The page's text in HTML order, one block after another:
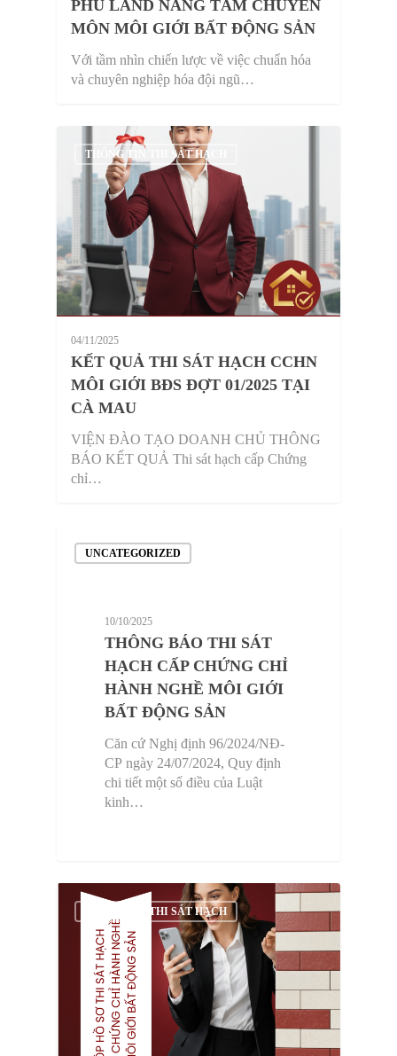
PHÚ LAND NÂNG TẦM CHUYÊN
MÔN MÔI GIỚI BẤT ĐỘNG SẢN
Với tầm nhìn chiến lược về việc chuẩn hóa
và chuyên nghiệp hóa đội ngũ…
THÔNG TIN THI SÁT HẠCH
04/11/2025
KẾT QUẢ THI SÁT HẠCH CCHN
MÔI GIỚI BĐS ĐỢT 01/2025 TẠI
CÀ MAU
VIỆN ĐÀO TẠO DOANH CHỦ THÔNG
BÁO KẾT QUẢ Thi sát hạch cấp Chứng
chỉ…
UNCATEGORIZED
10/10/2025
THÔNG BÁO THI SÁT
HẠCH CẤP CHỨNG CHỈ
HÀNH NGHỀ MÔI GIỚI
BẤT ĐỘNG SẢN
Căn cứ Nghị định 96/2024/NĐ-
CP ngày 24/07/2024, Quy định
chi tiết một số điều của Luật
kinh…
THÔNG TIN THI SÁT HẠCH
340 386 - 0903 600 662 -
353 662
Trang chủ
Giới thiệu
Giảng viên
Đào tạo
Kinh doanh Bất động
Đào tạo Inhouse